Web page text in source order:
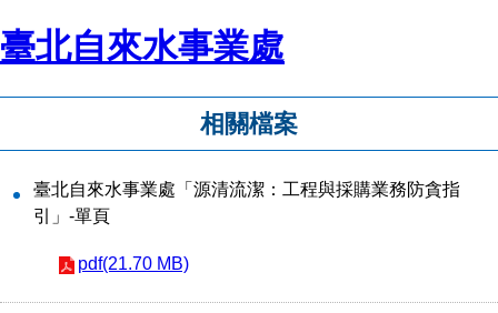
臺北自來水事業處
相關檔案
臺北自來水事業處「源清流潔：工程與採購業務防貪指
引」-單頁
pdf(21.70 MB)